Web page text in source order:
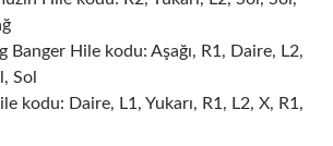
Banger Hile kodu: Aşağı, R1, Daire, L2,
Sol
kodu: Daire, L1, Yukarı, R1, L2, X, R1,